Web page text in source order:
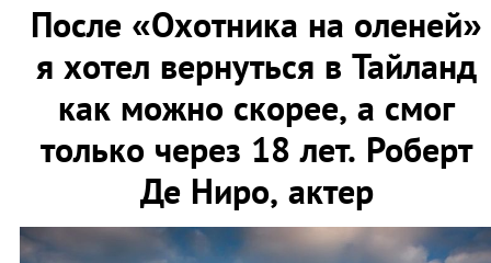
После «Охотника на оленей»
я хотел вернуться в Тайланд
как можно скорее, а смог
только через 18 лет. Роберт
Де Ниро, актер